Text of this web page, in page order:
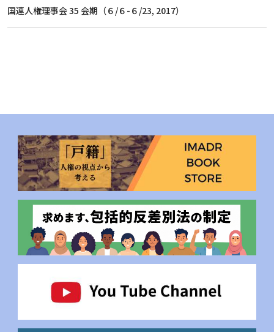
国連人権理事会 35 会期（６/６-６/23, 2017）